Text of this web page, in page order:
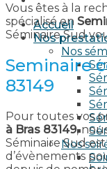
Accueil
Nos
Nos
Nos
Vous êtes à la
spécialisé en
Séminaire Sud
Seminaire
83149
Pour toutes vos
à Bras 83149,
Séminaire Sud
d’évènements